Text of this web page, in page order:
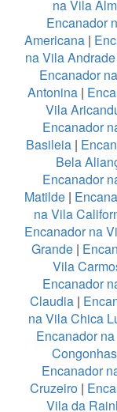
na Vila
Encanador
Americana |
na Vila Andrade
Encanador
Antonina|
Vila
Encanador
Basileia|
Bela
Encanador
Matilde |
na Vila
Encanador na
Grande|
Vila
Encanador
Claudia|
na Vila Chica
Encanador
Congonhas
Encanador
Cruzeiro |
Vila da